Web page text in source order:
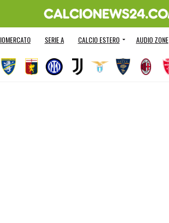
SERIE A CALCIO ESTERO AUDIO ZONE